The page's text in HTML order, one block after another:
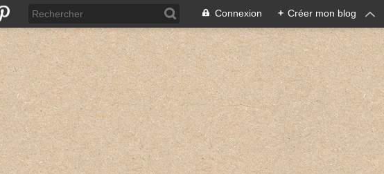
Connexion + Créer mon blog